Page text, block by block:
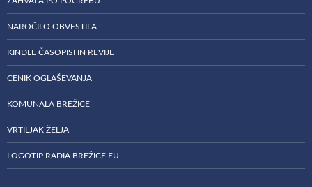
NAROČILO OBVESTILA
KINDLE ČASOPISI IN REVIJE
CENIK OGLAŠEVANJA
KOMUNALA BREŽICE
VRTILJAK ŽELJA
LOGOTIP RADIA BREŽICE EU